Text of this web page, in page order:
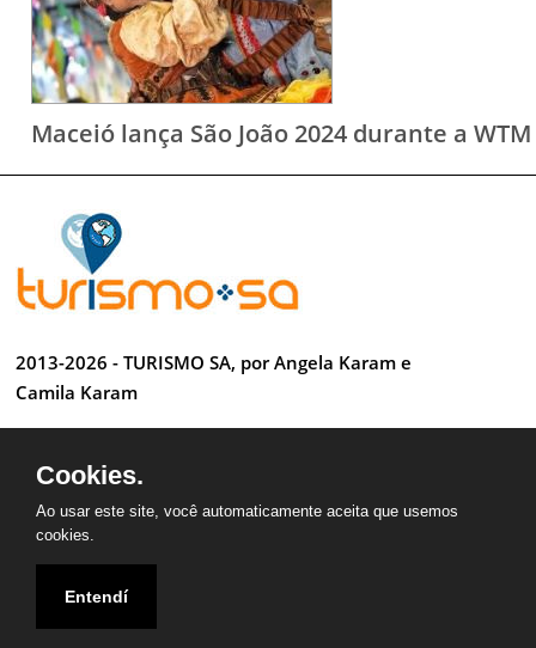
Maceió lança São João 2024 durante a WTM
2013-2026 - TURISMO SA, por Angela Karam e
Camila Karam
Desenvolvido por Anderson Luiz
Cookies.
Ao usar este site, você automaticamente aceita que usemos
cookies.
Entendí